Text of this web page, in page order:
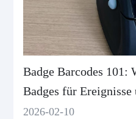
Badge Barcodes 101:
Badges für
(kostenloses Tool)
2026-02-10